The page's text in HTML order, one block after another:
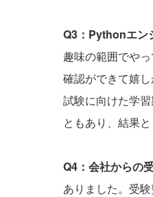
Q3：Pythonエン
趣味の範囲でや
確認ができて嬉
試験に向けた学
ともあり、結果
Q4：会社からの
ありました。受